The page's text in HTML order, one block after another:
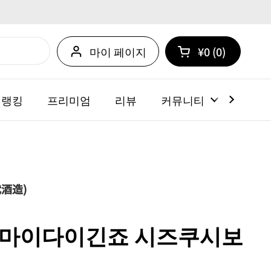
마이 페이지 카트 열기
쇼핑 카트 총계:
¥0 0
카트 내에 제품
킹 프리미엄 리뷰 커뮤니티
造)
이다이긴죠 시즈쿠시보